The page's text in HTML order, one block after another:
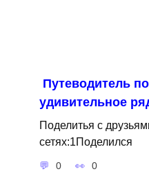
Путеводитель
удивительное
Поделитья с
сетях:1Поделился
0 0